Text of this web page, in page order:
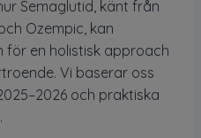
Semaglutid, känt från
Ozempic, kan
för en holistisk approach
Vi baserar oss
och praktiska